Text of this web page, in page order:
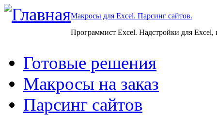
Макросы для Excel. Парсинг сайтов.
Программист Excel. Надстройки для Excel,
Готовые решения
Макросы на заказ
Парсинг сайтов